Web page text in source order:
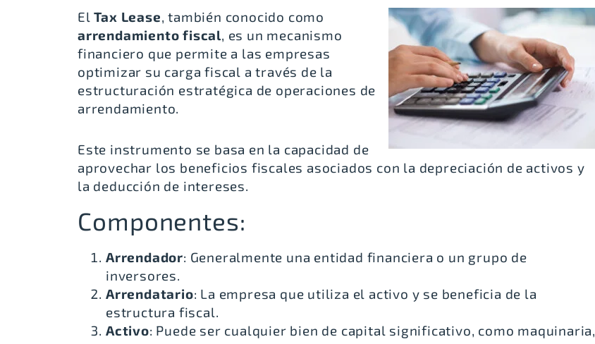
ElTax Lease, también conocido como
arrendamiento fiscal, es un mecanismo
financiero que permite a las empresas
optimizar su carga fiscal a través de la
estructuración estratégica de operaciones de
arrendamiento.
Este instrumento se basa en la capacidad de
aprovechar los beneficios fiscales asociados con la depreciación de activos y
la deducción de intereses.
Componentes:
Arrendador: Generalmente una entidad financiera o un grupo de
inversores.
Arrendatario: La empresa que utiliza el activo y se beneficia de la
estructura fiscal.
Activo: Puede ser cualquier bien de capital significativo, como maquinaria,